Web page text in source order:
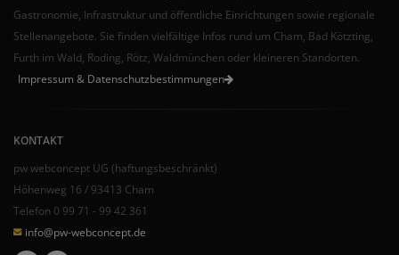
Gastronomie, Infrastruktur und öffentliche Einrichtungen sowie regionale
Stellenangebote. Sie finden vielfältige Infos rund um Cham, Bad Kötzting,
Furth im Wald, Roding, Rötz, Waldmünchen oder kleineren Standorten.
Impressum & Datenschutzbestimmungen
KONTAKT
pw webconcept UG (haftungsbeschränkt)
Höhenweg 16 / 93413 Cham
Telefon 0 99 71 - 99 42 361
info@pw-webconcept.de